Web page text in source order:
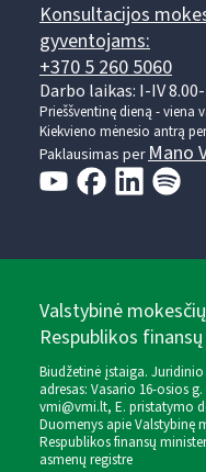
Konsultacijos
gyventojams:
+370 5 260 5060
Darbo laikas: I-IV
Prieššventinę dieną - viena
Kiekvieno mėnesio antrą
Paklausimas perMano
Valstybinė
Respublikos
Biudžetinė įstaiga. Juridinio
adresas: Vasario 16-osios
vmi@vmi.lt, E. pristatymo
Duomenys apie Valstybinę
Respublikos finansų
asmenų registre